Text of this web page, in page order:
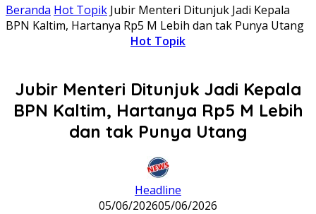
Beranda Hot Topik Jubir Menteri Ditunjuk Jadi Kepala
BPN Kaltim, Hartanya Rp5 M Lebih dan tak Punya Utang
Hot Topik
Jubir Menteri Ditunjuk Jadi Kepala
BPN Kaltim, Hartanya Rp5 M Lebih
dan tak Punya Utang
Headline
05/06/202605/06/2026